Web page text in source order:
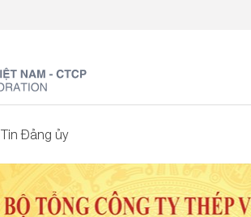
Tin Đảng ủy